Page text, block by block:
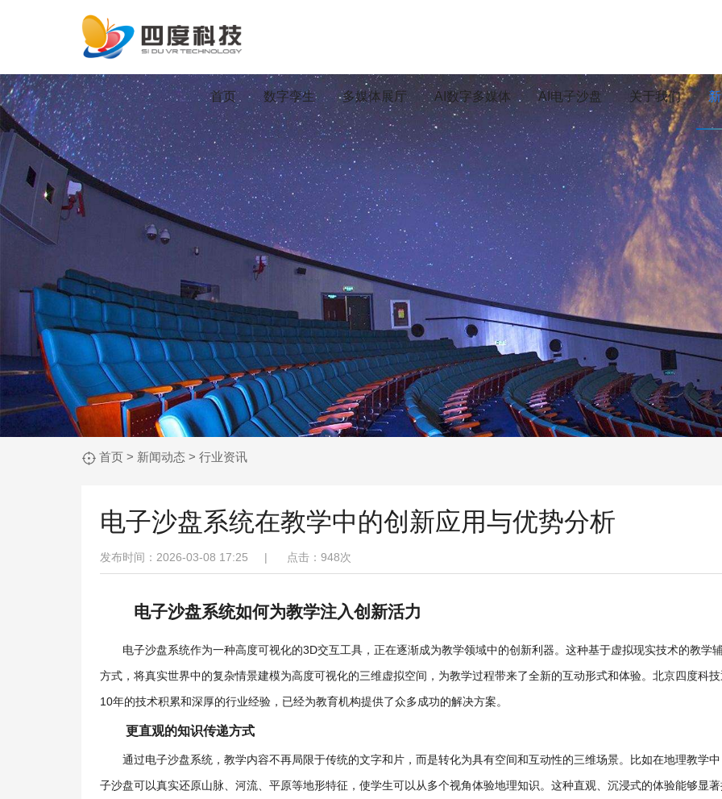
首页 数字孪生 多媒体展厅 AI数字多媒体 AI电子沙盘 关于我们
首页> 新闻动态 > 行业资讯
电子沙盘系统在教学中的创新应用与优势分析
发布时间：2026-03-08 17:25 | 点击： 948次
电子沙盘系统如何为教学注入创新活力
电子沙盘系统作为一种高度可视化的3D交互工具，正在逐渐成为教学领域中的创新利器。这种基于虚拟现实技术的教学
方式，将真实世界中的复杂情景建模为高度可视化的三维虚拟空间，为教学过程带来了全新的互动形式和体验。北京四度科技
10年的技术积累和深厚的行业经验，已经为教育机构提供了众多成功的解决方案。
更直观的知识传递方式
通过电子沙盘系统，教学内容不再局限于传统的文字和片，而是转化为具有空间和互动性的三维场景。比如在地理教学
子沙盘可以真实还原山脉、河流、平原等地形特征，使学生可以从多个视角体验地理知识。这种直观、沉浸式的体验能够显